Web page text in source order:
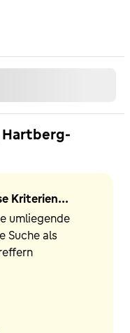
Hartberg-
Kriterien...
umliegende
Suche als